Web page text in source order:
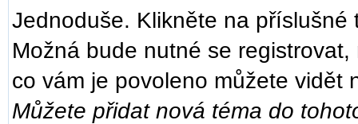
Jednoduše. Klikněte na
Možná bude nutné se
co vám je povoleno můžete vidět
Můžete přidat nová téma do